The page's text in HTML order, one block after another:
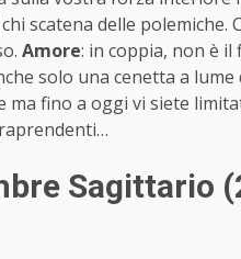
scatena delle
Amore: in coppia, non è
solo una cenetta a lume
ma fino a oggi vi siete
Sagittario